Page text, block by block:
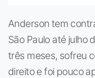
Anderson tem
São Paulo até julho
três meses, sofreu
direito e foi pouco